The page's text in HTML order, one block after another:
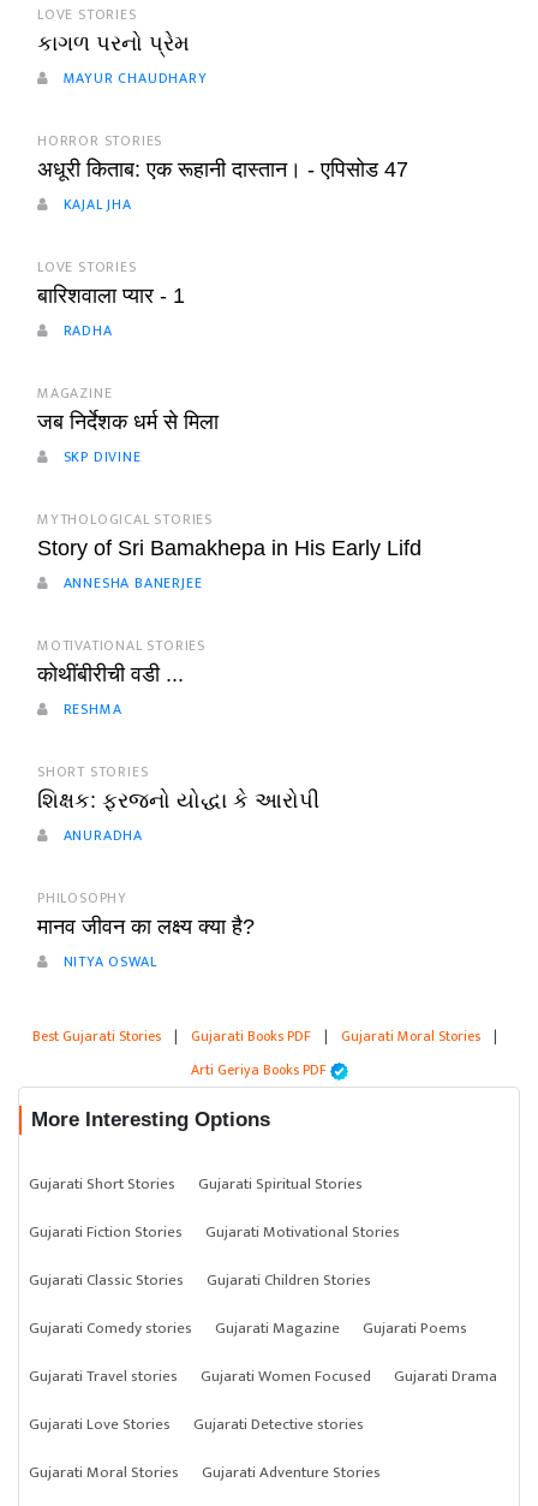
LOVE STORIES
કાગળ પરનો પ્રેમ
MAYUR CHAUDHARY
HORROR STORIES
अधूरी किताब: एक रूहानी दास्तान। - एपिसोड 47
KAJAL JHA
LOVE STORIES
बारिशवाला प्यार - 1
RADHA
MAGAZINE
जब निर्देशक धर्म से मिला
SKP DIVINE
MYTHOLOGICAL STORIES
Story of Sri Bamakhepa in His Early Lifd
ANNESHA BANERJEE
MOTIVATIONAL STORIES
कोथींबीरीची वडी ...
RESHMA
SHORT STORIES
શિક્ષક: ફરજનો યોદ્ધા કે આરોપી
ANURADHA
PHILOSOPHY
मानव जीवन का लक्ष्य क्या है?
NITYA OSWAL
Best Gujarati Stories | Gujarati Books PDF | Gujarati Moral Stories |
Arti Geriya Books PDF
More Interesting Options
Gujarati Short Stories
Gujarati Spiritual Stories
Gujarati Fiction Stories
Gujarati Motivational Stories
Gujarati Classic Stories
Gujarati Children Stories
Gujarati Comedy stories
Gujarati Magazine
Gujarati Poems
Gujarati Travel stories
Gujarati Women Focused
Gujarati Drama
Gujarati Love Stories
Gujarati Detective stories
Gujarati Moral Stories
Gujarati Adventure Stories